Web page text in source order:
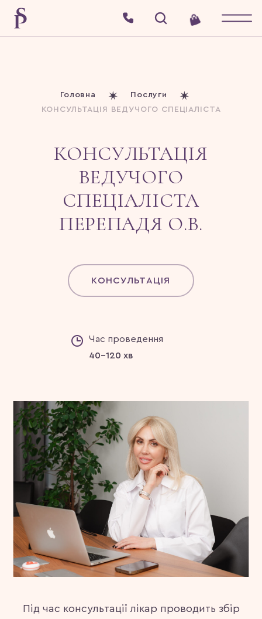
Головна
Послуги
КОНСУЛЬТАЦІЯ ВЕДУЧОГО СПЕЦІАЛІСТА
КОНСУЛЬТАЦІЯ
ВЕДУЧОГО
СПЕЦІАЛІСТА
ПЕРЕПАДЯ О.В.
КОНСУЛЬТАЦІЯ
Час проведення
40-120 хв
Під час консультації лікар проводить збір